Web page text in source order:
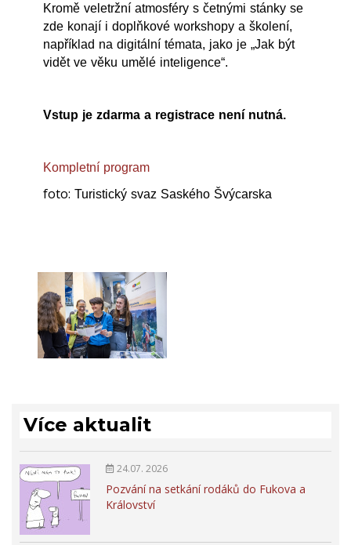
Kromě veletržní atmosféry s četnými stánky se
zde konají i doplňkové workshopy a školení,
například na digitální témata, jako je „Jak být
vidět ve věku umělé inteligence“.
Vstup je zdarma a registrace není nutná.
Kompletní program
foto: Turistický svaz Saského Švýcarska
Více aktualit
24.07. 2026
Pozvání na setkání rodáků do Fukova a
Království